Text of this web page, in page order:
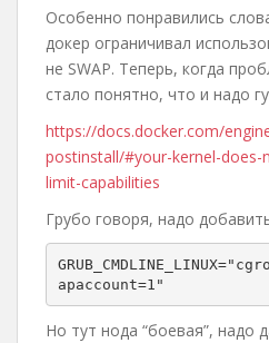
Особенно понравились
докер ограничивал
не SWAP. Теперь, когда
стало понятно, что и надо
https://docs.docker.com/
postinstall/#your-kernel-
limit-capabilities
Грубо говоря, надо
apaccount=1"
Но тут нода “боевая”, надо